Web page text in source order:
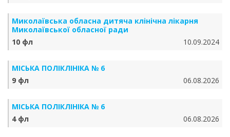
Миколаївська обласна дитяча клінічна лікарня
Миколаївської обласної ради
10 фл
10.09.2024
МІСЬКА ПОЛІКЛІНІКА № 6
9 фл
06.08.2026
МІСЬКА ПОЛІКЛІНІКА № 6
4 фл
06.08.2026